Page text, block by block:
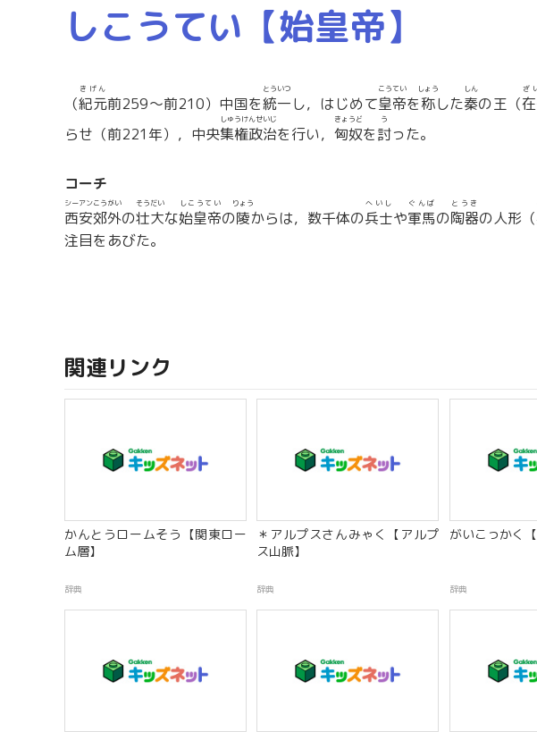
しこうてい【始皇帝】
（紀元
きげん
前259〜前210）中国を統一
とういつ
し，はじめて皇帝
こうてい
を称
しょう
した秦
しん
の王（
ざ
らせ（前221年），中央集権政治
しゅうけんせいじ
を行い， 匈奴
きょうど
を討
う
った。
コーチ
西安
シーアン
郊外
こうがい
の壮大
そうだい
な始皇帝
しこうてい
の陵
りょう
からは，数千体の兵士
へいし
や軍馬
ぐんば
の陶器
とうき
の人形（
注目をあびた。
関連リンク
かんとうロームそう【関東ロー
ム層】
辞典
＊アルプスさんみゃく【アルプ
ス山脈】
辞典
がいこっかく【
辞典